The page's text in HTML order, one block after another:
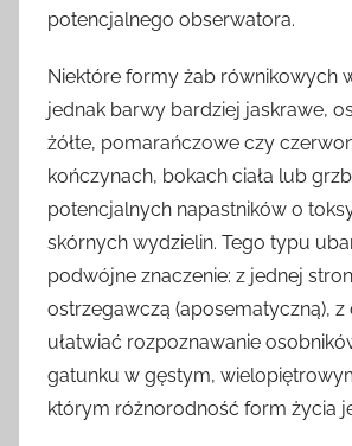
potencjalnego obserwatora.
Niektóre formy żab równikowych
jednak barwy bardziej jaskrawe,
żółte, pomarańczowe czy
kończynach, bokach ciała lub
potencjalnych napastników o
skórnych wydzielin. Tego typu
podwójne znaczenie: z jednej
ostrzegawczą (aposematyczną),
ułatwiać rozpoznawanie
gatunku w gęstym,
którym różnorodność form życia